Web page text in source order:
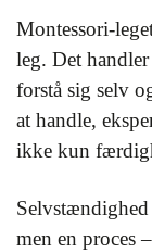
Montessori-
leg. Det
forstå sig selv
at handle,
ikke kun
men en proces